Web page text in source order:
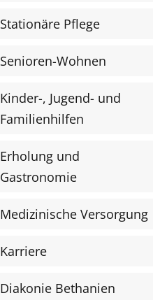
Stationäre Pflege
Senioren-Wohnen
Kinder-, Jugend- und
Familienhilfen
Erholung und
Gastronomie
Medizinische Versorgung
Karriere
Diakonie Bethanien